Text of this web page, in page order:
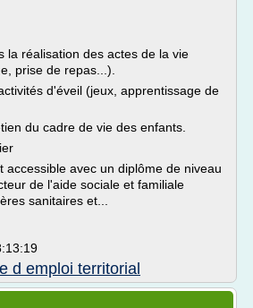
la réalisation des actes de la vie
prise de repas...).
d'éveil (jeux, apprentissage de
du cadre de vie des enfants.
accessible avec un diplôme de niveau
de l'aide sociale et familiale
sanitaires et...
d emploi territorial